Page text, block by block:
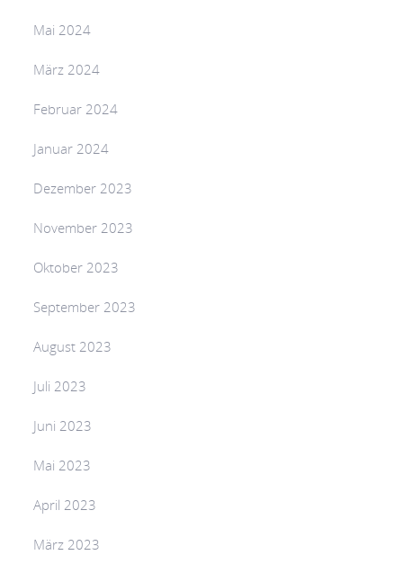
Mai 2024
März 2024
Februar 2024
Januar 2024
Dezember 2023
November 2023
Oktober 2023
September 2023
August 2023
Juli 2023
Juni 2023
Mai 2023
April 2023
März 2023